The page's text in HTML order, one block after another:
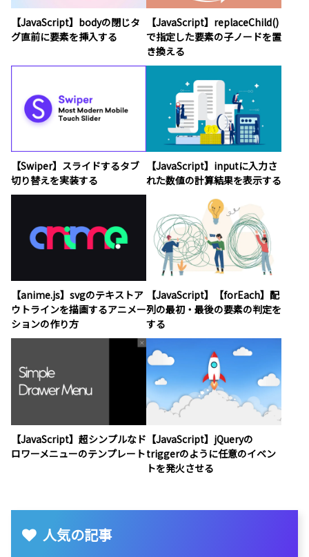
【JavaScript】bodyの閉じタ
グ直前に要素を挿入する
【JavaScript】replaceChild()
で指定した要素の子ノードを置
き換える
【Swiper】スライドするタブ
切り替えを実装する
【JavaScript】inputに入力さ
れた数値の計算結果を表示する
【anime.js】svgのテキストア
ウトラインを描画するアニメー
ションの作り方
【JavaScript】【forEach】配
列の最初・最後の要素の判定を
する
【JavaScript】超シンプルなド
ロワーメニューのテンプレート
【JavaScript】jQueryの
triggerのように任意のイベン
トを発火させる
人気の記事